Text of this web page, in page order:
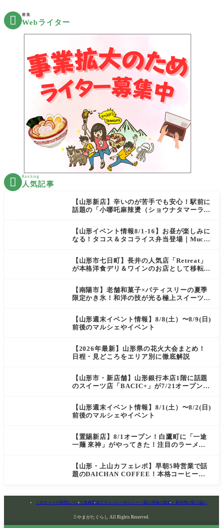
 募集
Webライター
 Ranking
人気記事
【山形新店】辛いのが苦手でも安心！駅前に
話題の「小哪吒麻辣燙（ショウナタマーラー
【山形イベント情報8/1-16】お昼が楽しみに
なる！タコス＆タコライス弁当登場｜Mucha
【山形市七日町】長井の人気店「Retreat」
が本格洋食デリ＆ワインのお店として移転オ
【南陽市】老舗和菓子×パティスリーの夏季
限定かき氷！和洋の技が光る極上スイーツ｜
【山形週末イベント情報】8/8(土）〜8/9(日)
前後のマルシェやイベント
【2026年最新】山形県の花火大会まとめ！
日程・見どころをエリア別に徹底解説
【山形市・新店舗】山形銀行本店1階に話題
のスイーツ店「BACIC+」が7/21オープン！
【山形週末イベント情報】8/1(土）〜8/2(日)
前後のマルシェやイベント
【置賜新店】8/1オープン！白鷹町に「一途
一麺 來神」がやってきた！注目のラーメン
【山形・上山カフェレポ】早朝5時営業で話
題のDAICHAN COFFEE！本格コーヒーを
このサイトの利用について免責事項プライバシーポリシー（個人情報の取扱） 著作権の取り扱い
 やまがたぐらし All Rights Reserved.